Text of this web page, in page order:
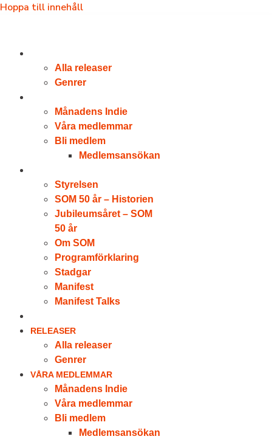
Hoppa till innehåll
Alla releaser
Genrer
Månadens Indie
Våra medlemmar
Bli medlem
Medlemsansökan
Styrelsen
SOM 50 år – Historien
Jubileumsåret – SOM
50 år
Om SOM
Programförklaring
Stadgar
Manifest
Manifest Talks
RELEASER
Alla releaser
Genrer
VÅRA MEDLEMMAR
Månadens Indie
Våra medlemmar
Bli medlem
Medlemsansökan